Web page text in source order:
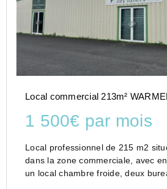
Local commercial 213m²
1 500€ par mois
Local professionnel de 215 m2
dans la zone commerciale, avec
un local chambre froide, deux